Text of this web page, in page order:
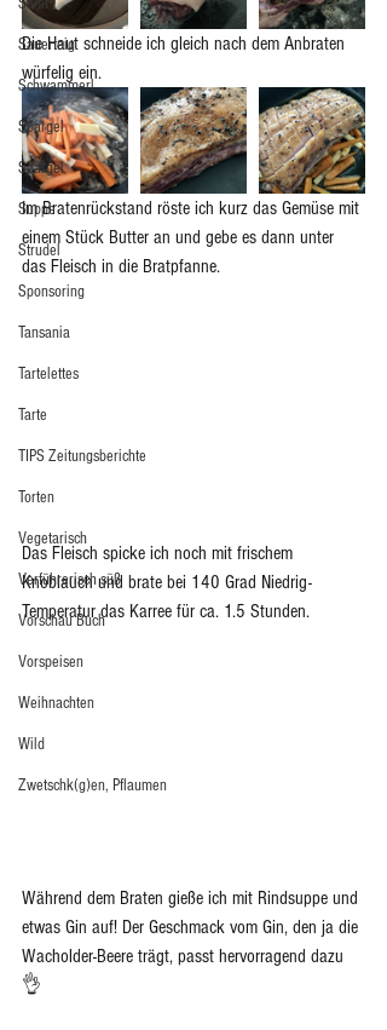
Sauerteig
Schwammerl
Spargel
Spargel
Suppe
Strudel
Sponsoring
Tansania
Tartelettes
Tarte
TIPS Zeitungsberichte
Torten
Vegetarisch
Verführerisch süß
Vorschau Buch
Vorspeisen
Weihnachten
Wild
Zwetschk(g)en, Pflaumen
Die Haut schneide ich gleich nach dem Anbraten
würfelig ein.
Im Bratenrückstand röste ich kurz das Gemüse mit
einem Stück Butter an und gebe es dann unter
das Fleisch in die Bratpfanne.
Das Fleisch spicke ich noch mit frischem
Knoblauch und brate bei 140 Grad Niedrig-
Temperatur das Karree für ca. 1.5 Stunden.
Während dem Braten gieße ich mit Rindsuppe und
etwas Gin auf! Der Geschmack vom Gin, den ja die
Wacholder-Beere trägt, passt hervorragend dazu
👌